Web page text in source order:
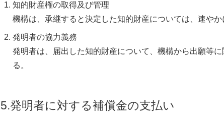
知的財産権の取得及び管理
機構は、承継すると決定した知的財産については、速や
発明者の協力義務
発明者は、届出した知的財産について、機構から出願等
る。
5.発明者に対する補償金の支払い